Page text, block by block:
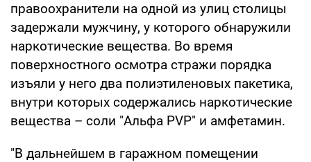
правоохранители на одной из улиц столицы
задержали мужчину, у которого обнаружили
наркотические вещества. Во время
поверхностного осмотра стражи порядка
изъяли у него два полиэтиленовых пакетика,
внутри которых содержались наркотические
вещества – соли "Альфа PVP" и амфетамин.
"В дальнейшем в гаражном помещении